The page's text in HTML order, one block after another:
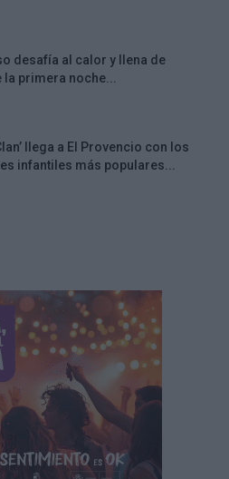
desafía al calor y llena de
la primera noche...
llega a El Provencio con los
infantiles más populares...